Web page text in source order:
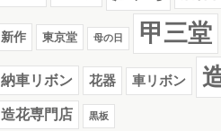
新作 東京堂 母の日 甲三堂
納車リボン 花器 車リボン
造花専門店 黒板